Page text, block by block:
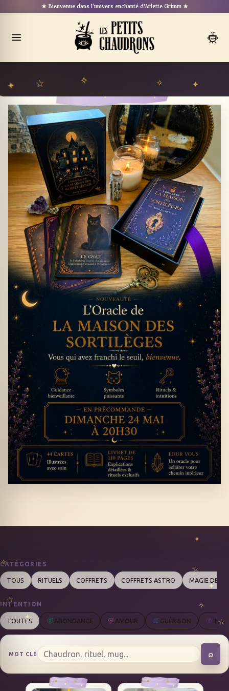
au
★ Bienvenue dans l’univers enchanté d'Arlette Grimm ★
Ouvrir
le
CATÉGORIES
TOUS RITUELS COFFRETS COFFRETS ASTRO MAGIE DES
INTENTION
TOUTES ABONDANCE AMOUR GUÉRISON
MOT CLÉ ⌕